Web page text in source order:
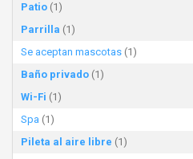
Patio (1)
Parrilla (1)
Se aceptan mascotas (1)
Baño privado (1)
Wi-Fi (1)
Spa (1)
Pileta al aire libre (1)